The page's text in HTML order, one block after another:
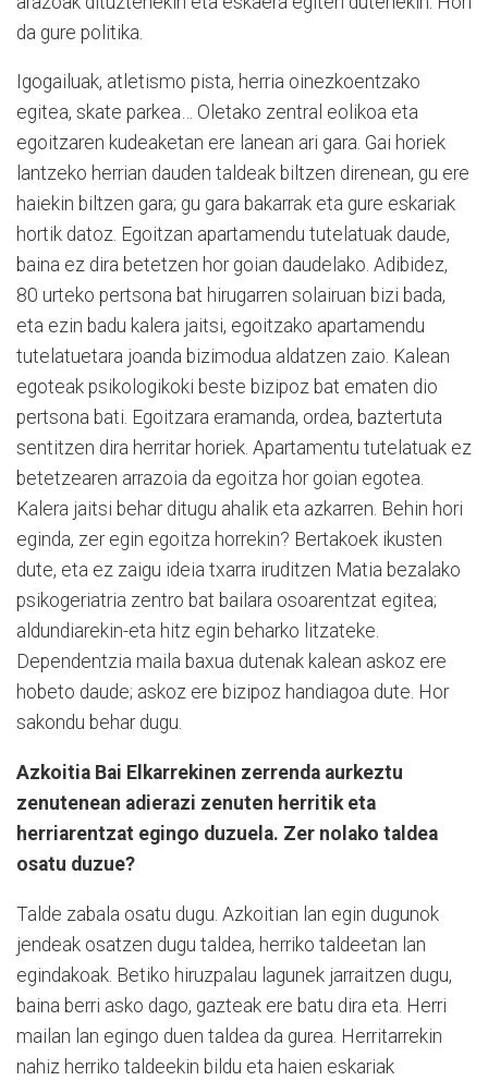
da gure politika.
Igogailuak, atletismo pista, herria oinezkoentzako
egitea, skate parkea… Oletako zentral eolikoa eta
egoitzaren kudeaketan ere lanean ari gara. Gai horiek
lantzeko herrian dauden taldeak biltzen direnean, gu ere
haiekin biltzen gara; gu gara bakarrak eta gure eskariak
hortik datoz. Egoitzan apartamendu tutelatuak daude,
baina ez dira betetzen hor goian daudelako. Adibidez,
80 urteko pertsona bat hirugarren solairuan bizi bada,
eta ezin badu kalera jaitsi, egoitzako apartamendu
tutelatuetara joanda bizimodua aldatzen zaio. Kalean
egoteak psikologikoki beste bizipoz bat ematen dio
pertsona bati. Egoitzara eramanda, ordea, baztertuta
sentitzen dira herritar horiek. Apartamentu tutelatuak ez
betetzearen arrazoia da egoitza hor goian egotea.
Kalera jaitsi behar ditugu ahalik eta azkarren. Behin hori
eginda, zer egin egoitza horrekin? Bertakoek ikusten
dute, eta ez zaigu ideia txarra iruditzen Matia bezalako
psikogeriatria zentro bat bailara osoarentzat egitea;
aldundiarekin-eta hitz egin beharko litzateke.
Dependentzia maila baxua dutenak kalean askoz ere
hobeto daude; askoz ere bizipoz handiagoa dute. Hor
sakondu behar dugu.
Azkoitia Bai Elkarrekinen zerrenda aurkeztu
zenutenean adierazi zenuten herritik eta
herriarentzat egingo duzuela. Zer nolako taldea
osatu duzue?
Talde zabala osatu dugu. Azkoitian lan egin dugunok
jendeak osatzen dugu taldea, herriko taldeetan lan
egindakoak. Betiko hiruzpalau lagunek jarraitzen dugu,
baina berri asko dago, gazteak ere batu dira eta. Herri
mailan lan egingo duen taldea da gurea. Herritarrekin
nahiz herriko taldeekin bildu eta haien eskariak